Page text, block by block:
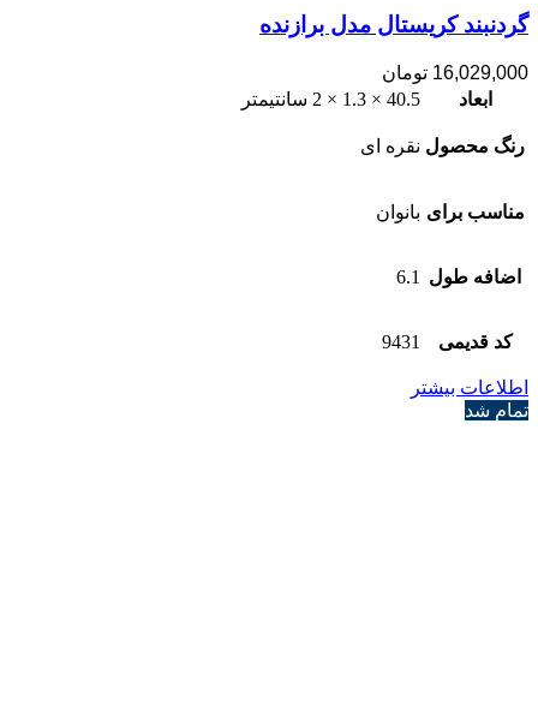
گردنبند کریستال مدل برازنده
16,029,000 تومان
ابعاد
40.5 × 1.3 × 2 سانتیمتر
رنگ محصول نقره ای
مناسب برای بانوان
اضافه طول 6.1
کد قدیمی 9431
اطلاعات بیشتر
تمام شد